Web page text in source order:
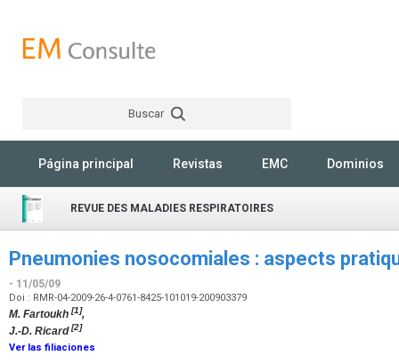
Buscar
Página principal Revistas EMC Dominios
REVUE DES MALADIES RESPIRATOIRES
Pneumonies nosocomiales : aspects
- 11/05/09
Doi : RMR-04-2009-26-4-0761-8425-101019-200903379
M. Fartoukh [1],
J.-D. Ricard[2]
Ver las filiaciones